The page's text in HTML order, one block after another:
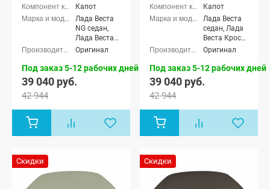
Капот
Лада Веста
NG седан,
Лада Веста
NG Кросс
Веста NG
универсал,
универсал,
Лада Веста
Веста (SW)
универсал,
Оригинал
Под заказ 5-12 рабочих дней
39 040 руб.
42 944
Капот
Лада Веста
седан, Лада
Веста Кросс
седан, Лада
универсал,
(SW) Кросс
Оригинал
Под заказ 5-12 рабочих дней
39 040 руб.
42 944
Скидки Скидки